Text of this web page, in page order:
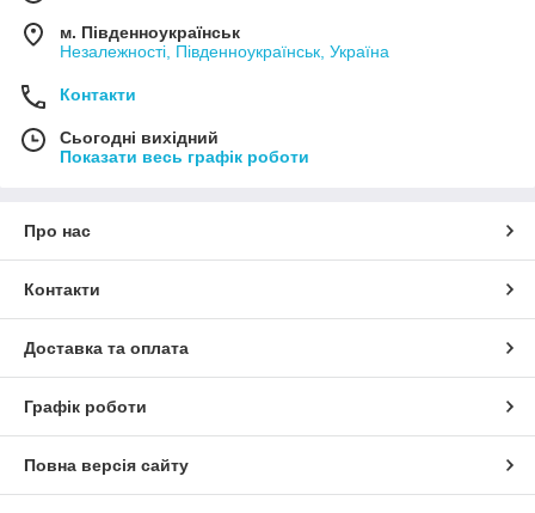
м. Південноукраїнськ
Незалежності, Південноукраїнськ, Україна
Контакти
Сьогодні вихідний
Показати весь графік роботи
Про нас
Контакти
Доставка та оплата
Графік роботи
Повна версія сайту